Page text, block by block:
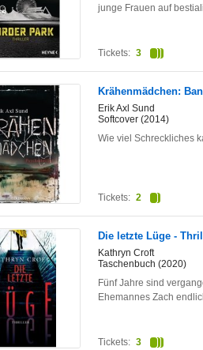
junge Frauen auf
Tickets: 3
Krähenmädchen:
Erik Axl Sund
Softcover (2014)
Wie viel Schreckliches
Tickets: 2
Die letzte Lüge -
Kathryn Croft
Taschenbuch (2020)
Fünf Jahre sind
Ehemannes Zach
Tickets: 3